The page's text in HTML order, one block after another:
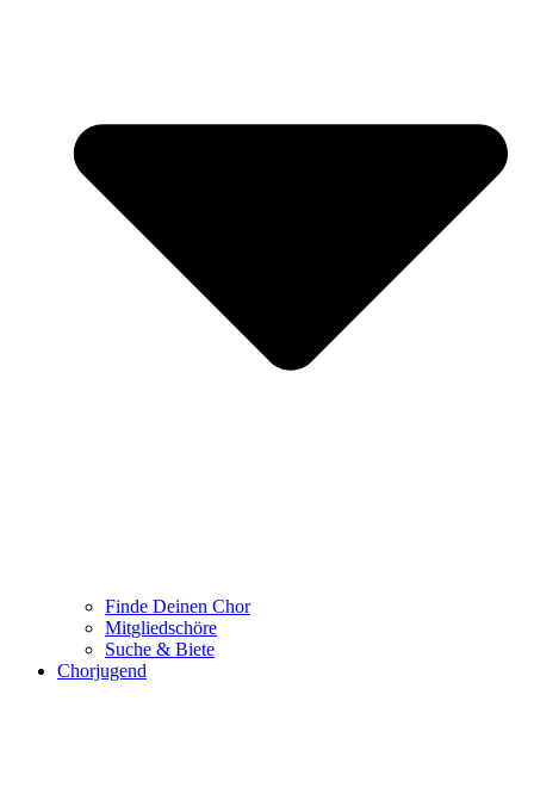
Finde Deinen Chor
Mitgliedschöre
Suche & Biete
Chorjugend